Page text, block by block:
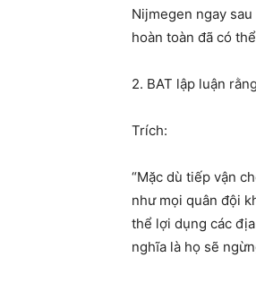
Nijmegen ngay
hoàn toàn đã có
2. BAT lập luận
Trích:
“Mặc dù tiếp vận
như mọi quân đội
thể lợi dụng các
nghĩa là họ sẽ